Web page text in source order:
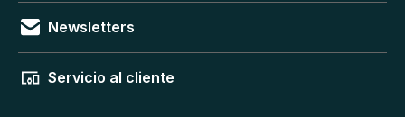
Newsletters
Servicio al cliente